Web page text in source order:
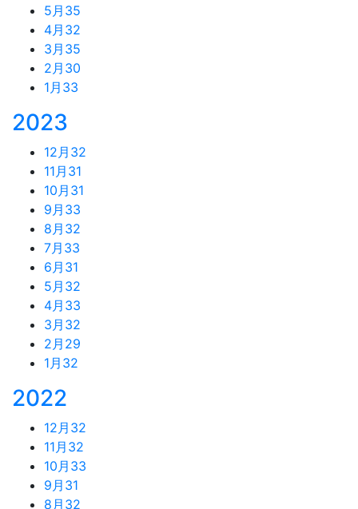
5月 35
4月 32
3月 35
2月 30
1月 33
2023
12月 32
11月 31
10月 31
9月 33
8月 32
7月 33
6月 31
5月 32
4月 33
3月 32
2月 29
1月 32
2022
12月 32
11月 32
10月 33
9月 31
8月 32